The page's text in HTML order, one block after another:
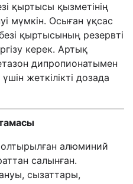
қыртысы қызметінің
мүмкін. Осыған ұқсас
қыртысының резервті
керек. Артық
дипропионатымен
жеткілікті дозада
алюминий
салынған.
сызаттары,